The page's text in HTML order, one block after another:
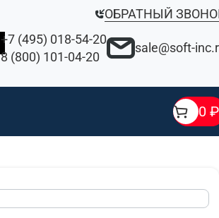
ОБРАТНЫЙ
+7 (495) 018-54-20
8 (800) 101-04-20
sale@soft-
0 ₽